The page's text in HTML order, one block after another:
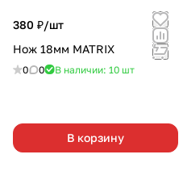
380 ₽/шт
Нож 18мм MATRIX
0 0 В наличии: 10 шт
В корзину